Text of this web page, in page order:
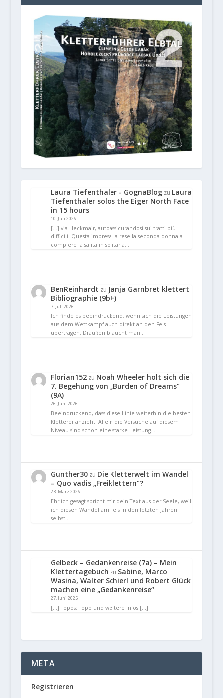
Laura Tiefenthaler - GognaBlogzu Laura
Tiefenthaler solos the Eiger North Face
in 15 hours
10. Juli 2026
[…] via Heckmair, autoassicurandosi sui tratti più
difficili. Questa impresa la rese la seconda donna a
compiere la salita in solitaria…
BenReinhardt zu Janja Garnbret klettert
Bibliographie (9b+)
7. Juli 2026
Ich finde es beeindruckend, wenn sich die Leistungen
aus dem Wettkampf auch direkt an den Fels
übertragen. Draußen braucht man…
Florian152zu Noah Wheeler holt sich die
7. Begehung von „Burden of Dreams“
(9A)
26. Juni 2026
Beeindruckend, dass diese Linie weiterhin die besten
Kletterer anzieht. Allein die Versuche auf diesem
Niveau sind schon eine starke Leistung.…
Gunther30zu Die Kletterwelt im Wandel
– Quo vadis „Freiklettern“?
23. März 2026
Ehrlich gesagt spricht mir dein Text aus der Seele, weil
ich diesen Wandel am Fels in den letzten Jahren
selbst…
Gelbeck – Gedankenreise (7a) – Mein
Klettertagebuch zu Sabine, Marco
Wasina, Walter Schierl und Robert Glück
machen eine „Gedankenreise“
27. Juni 2025
[…] Topos: Topo und weitere Infos […]
META
Registrieren